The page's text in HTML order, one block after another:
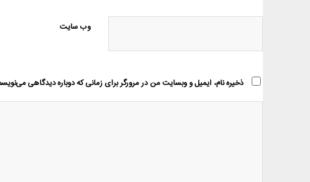
وب‌ سایت
ذخیره نام، ایمیل و وبسایت من در مرورگر برای زمانی که دوباره دیدگاهی